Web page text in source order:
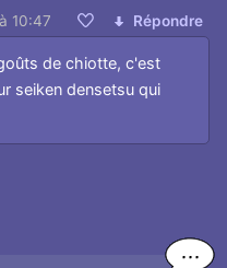
10:47 Répondre
de chiotte, c'est
seiken densetsu qui